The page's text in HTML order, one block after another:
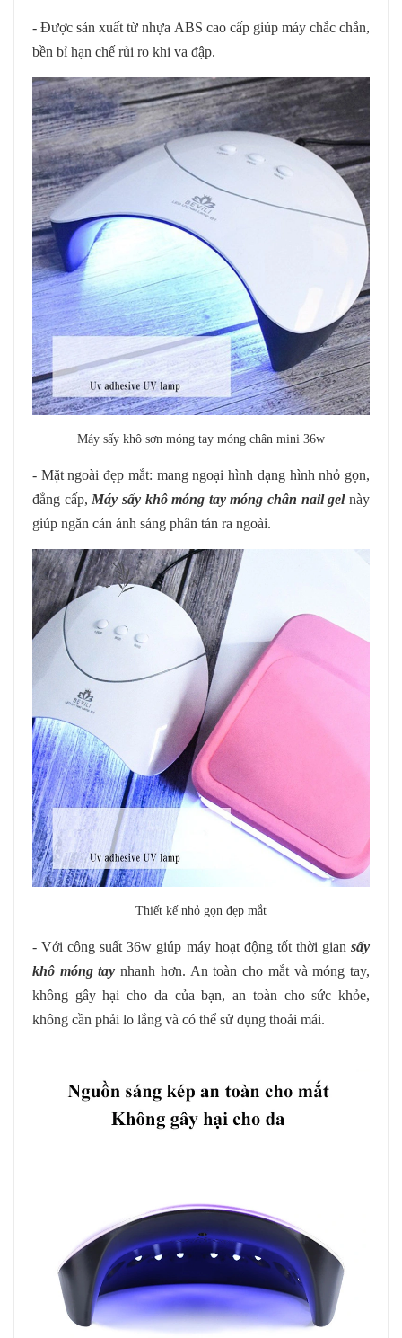
- Được sản xuất từ nhựa ABS cao cấp giúp máy chắc chắn,
bền bỉ hạn chế rủi ro khi va đập.
Máy sấy khô sơn móng tay móng chân mini 36w
- Mặt ngoài đẹp mắt: mang ngoại hình dạng hình nhỏ gọn,
đẳng cấp, Máy sấy khô móng tay móng chân nail gelnày
giúp ngăn cản ánh sáng phân tán ra ngoài.
Thiết kế nhỏ gọn đẹp mắt
- Với công suất 36w giúp máy hoạt động tốt thời gian sấy
khô móng tay nhanh hơn. An toàn cho mắt và móng tay,
không gây hại cho da của bạn, an toàn cho sức khỏe,
không cần phải lo lắng và có thể sử dụng thoải mái.